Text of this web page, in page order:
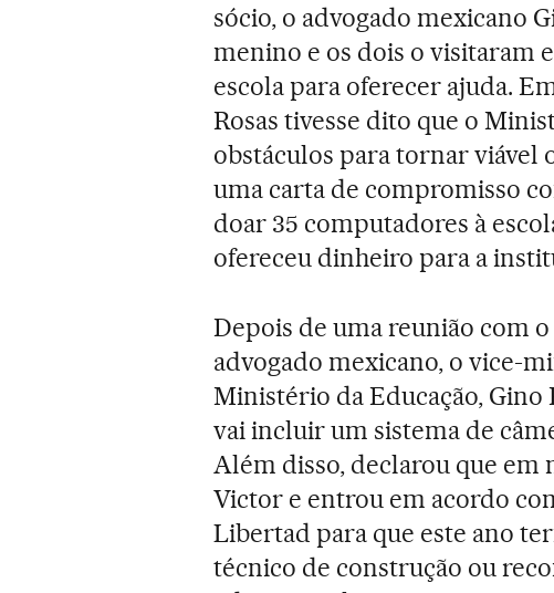
sócio, o advogado mexicano
menino e os dois o visitaram
escola para oferecer ajuda.
Rosas tivesse dito que o
obstáculos para tornar viável
uma carta de compromisso
doar 35 computadores à
ofereceu dinheiro para a
Depois de uma reunião com
advogado mexicano, o vice-
Ministério da Educação,
vai incluir um sistema de
Além disso, declarou que em
Victor e entrou em acordo
Libertad para que este ano
técnico de construção ou